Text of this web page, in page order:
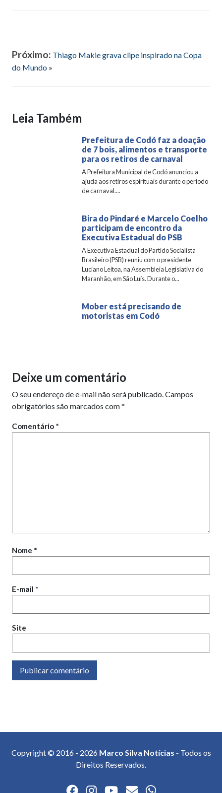
Próximo: Thiago Makie grava clipe inspirado na Copa
do Mundo »
Leia Também
Prefeitura de Codó faz a doação
de 7 bois, alimentos e transporte
para os retiros de carnaval
A Prefeitura Municipal de Codó anunciou a
ajuda aos retiros espirituais durante o período
de carnaval....
Bira do Pindaré e Marcelo Coelho
participam de encontro da
Executiva Estadual do PSB
A Executiva Estadual do Partido Socialista
Brasileiro (PSB) reuniu com o presidente
Luciano Leitoa, na Assembleia Legislativa do
Maranhão, em São Luís. Durante o...
Mober está precisando de
motoristas em Codó
Deixe um comentário
O seu endereço de e-mail não será publicado. Campos
obrigatórios são marcados com*
Comentário *
Nome *
E-mail *
Site
Copyright © 2016 - 2026 Marco Silva Notícias - Todos os
Direitos Reservados.